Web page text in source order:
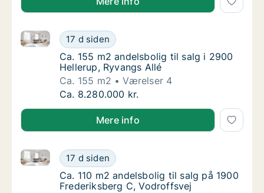
Ca. 155 m2 andelsbolig til salg i 2900
17 d siden
Ca. 155 m2 andelsbolig til salg i 2900 Hellerup,
Ca. 155 m2 andelsbolig til salg i 2900
Ca. 155 m2 andelsbolig til salg i 2900
Hellerup, Ryvangs Allé
Ca. 155 m2
Værelser 4
Ca. 155 m2 andelsbolig til salg i 2900
Ca. 8.280.000 kr.
Mere info
Ca. 110 m2 andelsbolig til salg på 1900
17 d siden
Ca. 110 m2 andelsbolig til salg på 1900
Ca. 110 m2 andelsbolig til salg på 1900
Ca. 110 m2 andelsbolig til salg på 1900
Frederiksberg C, Vodroffsvej